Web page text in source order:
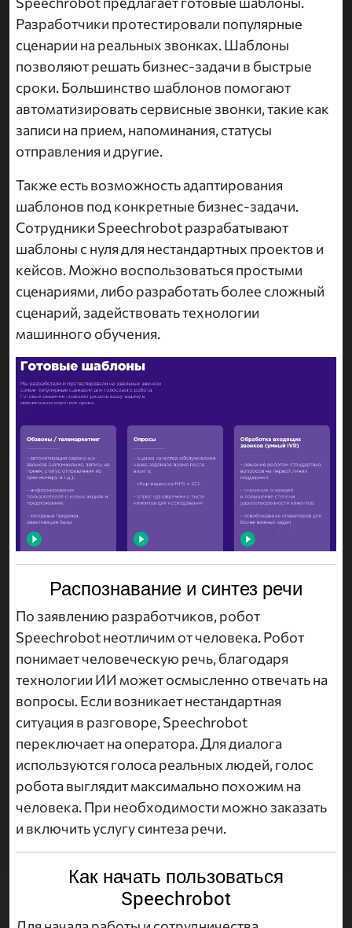
Разработчики протестировали популярные
сценарии на реальных звонках. Шаблоны
позволяют решать бизнес-задачи в быстрые
сроки. Большинство шаблонов помогают
автоматизировать сервисные звонки, такие как
записи на прием, напоминания, статусы
отправления и другие.
Также есть возможность адаптирования
шаблонов под конкретные бизнес-задачи.
Сотрудники Speechrobot разрабатывают
шаблоны с нуля для нестандартных проектов и
кейсов. Можно воспользоваться простыми
сценариями, либо разработать более сложный
сценарий, задействовать технологии
машинного обучения.
Распознавание и синтез речи
По заявлению разработчиков, робот
Speechrobot неотличим от человека. Робот
понимает человеческую речь, благодаря
технологии ИИ может осмысленно отвечать на
вопросы. Если возникает нестандартная
ситуация в разговоре, Speechrobot
переключает на оператора. Для диалога
используются голоса реальных людей, голос
робота выглядит максимально похожим на
человека. При необходимости можно заказать
и включить услугу синтеза речи.
Как начать пользоваться
Speechrobot